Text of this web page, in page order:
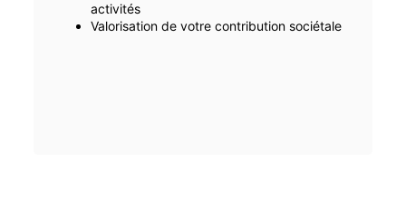
activités
Valorisation de votre contribution sociétale